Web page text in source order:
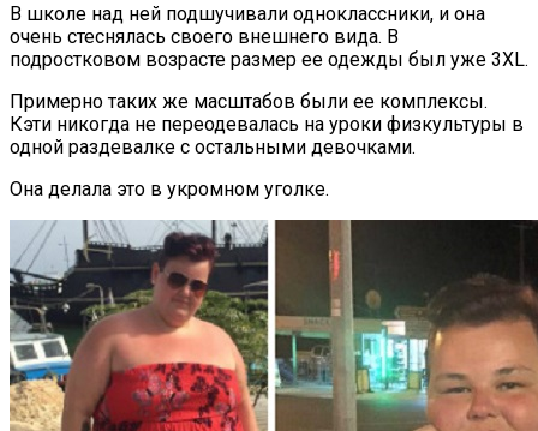
В школе над ней подшучивали одноклассники, и она
очень стеснялась своего внешнего вида. В
подростковом возрасте размер ее одежды был уже 3XL.
Примерно таких же масштабов были ее комплексы.
Кэти никогда не переодевалась на уроки физкультуры в
одной раздевалке с остальными девочками.
Она делала это в укромном уголке.